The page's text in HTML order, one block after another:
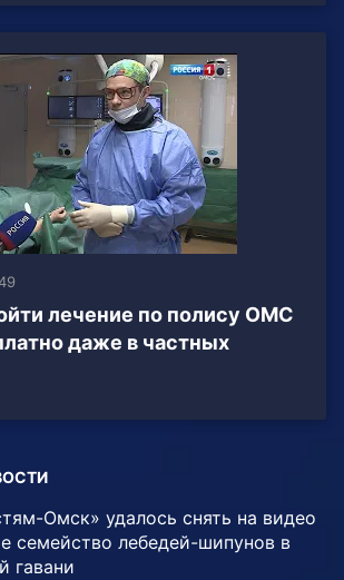
лечение по полису ОМС
даже в частных
Омск» удалось снять на видео
семейство лебедей-шипунов в
гавани